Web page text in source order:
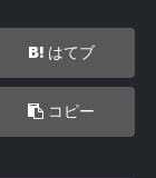
はてブ
コピー